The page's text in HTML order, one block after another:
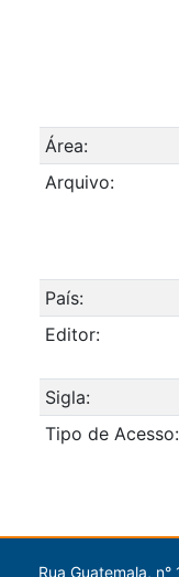
Área:
Arquivo:
País:
Editor:
Sigla:
Tipo de Acesso:
Rua Guatemala,